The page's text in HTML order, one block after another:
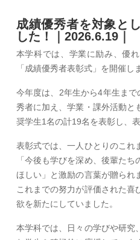
成績優秀者を対象と
した！｜2026.6.19｜
本学科では、学業に励み、優
「成績優秀者表彰式」を開催し
今年度は、2年生から4年生ま
秀者に加え、学業・課外活動と
奨学生1名の計19名を表彰し、
表彰式では、一人ひとりのこれ
「今後も学びを深め、後輩た
ほしい」と激励の言葉が贈られ
これまでの努力が評価された喜
欲を新たにしていました。
本学科では、日々の学びや研究